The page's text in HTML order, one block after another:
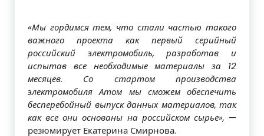
«Мы гордимся тем, что стали частью такого
важного проекта как первый серийный
российский электромобиль, разработав и
испытав все необходимые материалы за 12
месяцев. Со стартом производства
электромобиля Атом мы сможем обеспечить
бесперебойный выпуск данных материалов, так
как все они основаны на российском сырье», —
резюмирует Екатерина Смирнова.